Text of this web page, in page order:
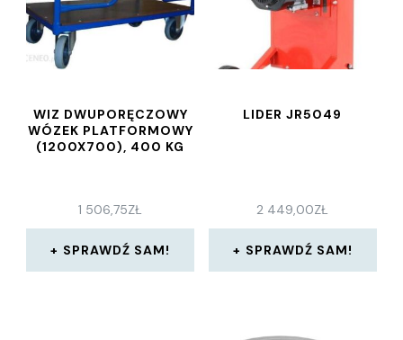
WIZ DWUPORĘCZOWY
WÓZEK PLATFORMOWY
(1200X700), 400 KG
1 506,75ZŁ
SPRAWDŹ SAM!
LIDER JR5049
2 449,00ZŁ
SPRAWDŹ SAM!